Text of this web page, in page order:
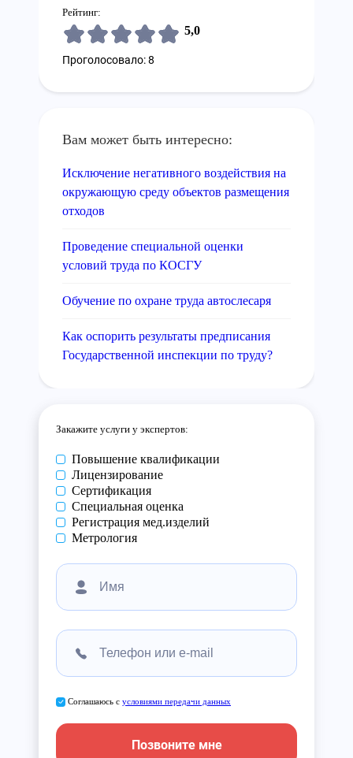
Рейтинг:
5,0
Проголосовало: 8
Вам может быть интересно:
Исключение негативного воздействия на
окружающую среду объектов размещения
отходов
Проведение специальной оценки
условий труда по КОСГУ
Обучение по охране труда автослесаря
Как оспорить результаты предписания
Государственной инспекции по труду?
Закажите услуги у экспертов:
Повышение квалификации
Лицензирование
Сертификация
Специальная оценка
Регистрация мед.изделий
Метрология
Соглашаюсь с условиями передачи данных
Позвоните мне